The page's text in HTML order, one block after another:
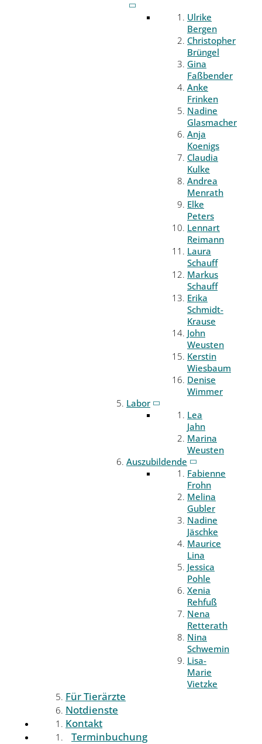
Ulrike
Bergen
Christopher
Brüngel
Gina
Faßbender
Anke
Frinken
Nadine
Glasmacher
Anja
Koenigs
Claudia
Kulke
Andrea
Menrath
Elke
Peters
Lennart
Reimann
Laura
Schauff
Markus
Schauff
Erika
Schmidt-
Krause
John
Weusten
Kerstin
Wiesbaum
Denise
Wimmer
Labor
Lea
Jahn
Marina
Weusten
Auszubildende
Fabienne
Frohn
Melina
Gubler
Nadine
Jäschke
Maurice
Lina
Jessica
Pohle
Xenia
Rehfuß
Nena
Retterath
Nina
Schwemin
Lisa-
Marie
Vietzke
Für Tierärzte
Notdienste
Kontakt
Terminbuchung